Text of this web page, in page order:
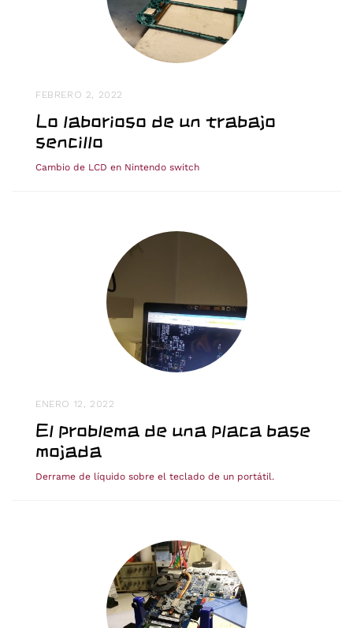
FEBRERO 2, 2022
Lo laborioso de un trabajo
sencillo
Cambio de LCD en Nintendo switch
ENERO 12, 2022
El problema de una placa base
mojada
Derrame de líquido sobre el teclado de un portátil.